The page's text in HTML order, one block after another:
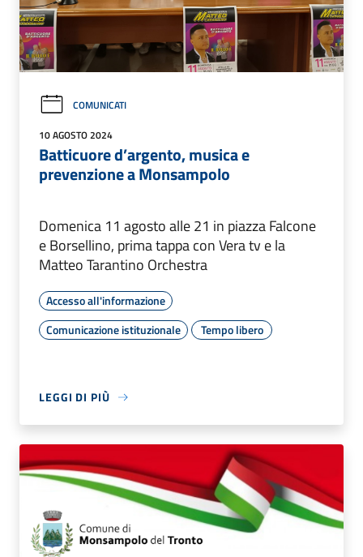
COMUNICATI
10 AGOSTO 2024
Batticuore d’argento, musica e
prevenzione a Monsampolo
Domenica 11 agosto alle 21 in piazza Falcone
e Borsellino, prima tappa con Vera tv e la
Matteo Tarantino Orchestra
Accesso all'informazione
Comunicazione istituzionale
Tempo libero
LEGGI DI PIÙ